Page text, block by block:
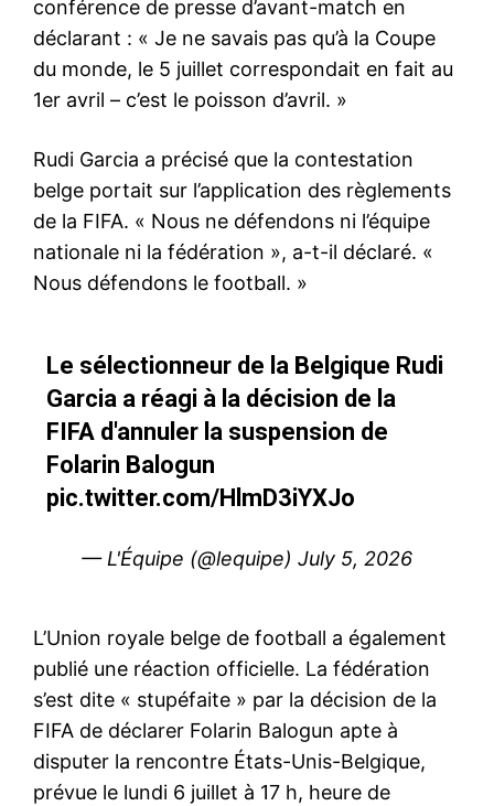
conférence de presse d’avant-match en
déclarant : « Je ne savais pas qu’à la Coupe
du monde, le 5 juillet correspondait en fait au
1er avril – c’est le poisson d’avril. »
Rudi Garcia a précisé que la contestation
belge portait sur l’application des règlements
de la FIFA. « Nous ne défendons ni l’équipe
nationale ni la fédération », a-t-il déclaré. «
Nous défendons le football. »
Le sélectionneur de la Belgique Rudi
Garcia a réagi à la décision de la
FIFA d'annuler la suspension de
Folarin Balogun
pic.twitter.com/HlmD3iYXJo
— L'Équipe (@lequipe) July 5, 2026
L’Union royale belge de football a également
publié une réaction officielle. La fédération
s’est dite « stupéfaite » par la décision de la
FIFA de déclarer Folarin Balogun apte à
disputer la rencontre États-Unis-Belgique,
prévue le lundi 6 juillet à 17 h, heure de